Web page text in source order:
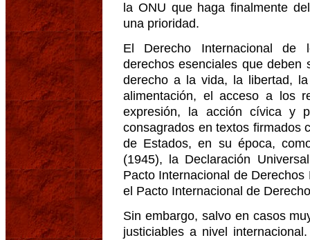
la ONU que haga finalmente
una prioridad.
El Derecho Internacional de
derechos esenciales que deben
derecho a la vida, la libertad,
alimentación, el acceso a los
expresión, la acción cívica y
consagrados en textos firmados
de Estados, en su época,
(1945), la Declaración
Pacto Internacional de
el Pacto Internacional de
Sin embargo, salvo en casos
justiciables a nivel